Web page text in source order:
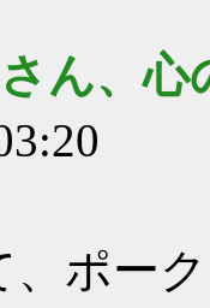
ん、心
、ポー